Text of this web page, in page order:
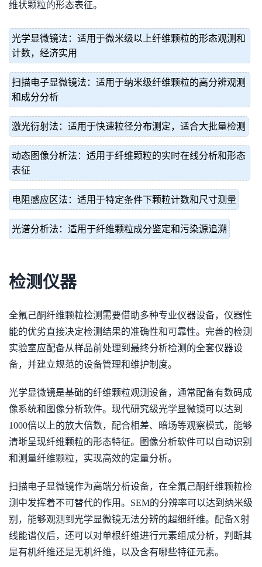
维状颗粒的形态表征。
光学显微镜法：适用于微米级以上纤维颗粒的形态观测和
计数，经济实用
扫描电子显微镜法：适用于纳米级纤维颗粒的高分辨观测
和成分分析
激光衍射法：适用于快速粒径分布测定，适合大批量检测
动态图像分析法：适用于纤维颗粒的实时在线分析和形态
表征
电阻感应区法：适用于特定条件下颗粒计数和尺寸测量
光谱分析法：适用于纤维颗粒成分鉴定和污染源追溯
检测仪器
全氟己酮纤维颗粒检测需要借助多种专业仪器设备，仪器性
能的优劣直接决定检测结果的准确性和可靠性。完善的检测
实验室应配备从样品前处理到最终分析检测的全套仪器设
备，并建立规范的设备管理和维护制度。
光学显微镜是基础的纤维颗粒观测设备，通常配备有数码成
像系统和图像分析软件。现代研究级光学显微镜可以达到
1000倍以上的放大倍数，配合相差、暗场等观察模式，能够
清晰呈现纤维颗粒的形态特征。图像分析软件可以自动识别
和测量纤维颗粒，实现高效的定量分析。
扫描电子显微镜作为高端分析设备，在全氟己酮纤维颗粒检
测中发挥着不可替代的作用。SEM的分辨率可以达到纳米级
别，能够观测到光学显微镜无法分辨的超细纤维。配备X射
线能谱仪后，还可以对单根纤维进行元素组成分析，判断其
是有机纤维还是无机纤维，以及含有哪些特征元素。